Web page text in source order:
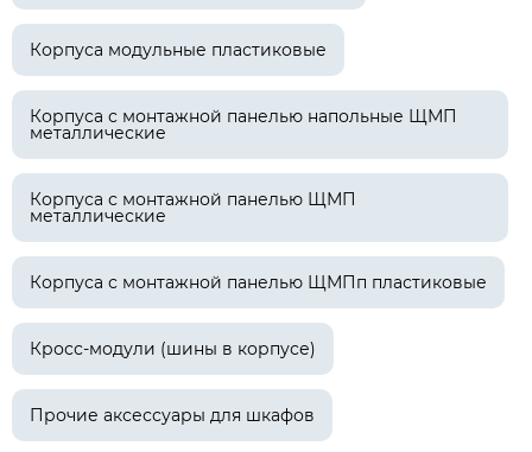
Корпуса модульные пластиковые
Корпуса с монтажной панелью напольные ЩМП
металлические
Корпуса с монтажной панелью ЩМП
металлические
Корпуса с монтажной панелью ЩМПп пластиковые
Кросс-модули (шины в корпусе)
Прочие аксессуары для шкафов